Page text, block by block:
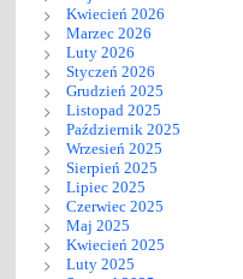
Kwiecień 2026
Marzec 2026
Luty 2026
Styczeń 2026
Grudzień 2025
Listopad 2025
Październik 2025
Wrzesień 2025
Sierpień 2025
Lipiec 2025
Czerwiec 2025
Maj 2025
Kwiecień 2025
Luty 2025